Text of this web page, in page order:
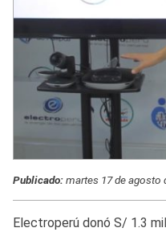
Publicado:martes 17 de agosto
Electroperú donó S/ 1.3